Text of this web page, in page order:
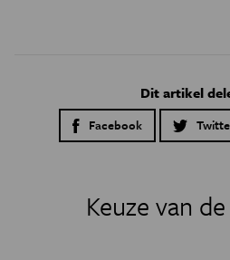
Dit artikel
Facebook
Keuze van